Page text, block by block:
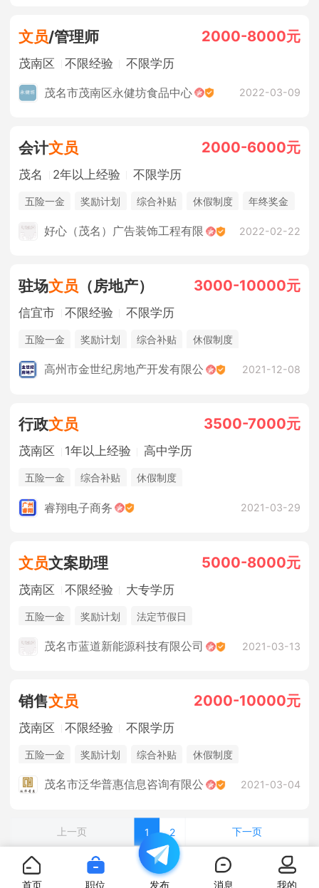
文员/管理师 2000-8000元
茂南区 不限经验 不限学历
茂名市茂南区永健坊食品中心 2022-03-09
会计文员 2000-6000元
茂名 2年以上经验 不限学历
五险一金 奖励计划 综合补贴 休假制度
年终奖金
好心（茂名）广告装饰工程有限 2022-02-22
驻场文员 （房地产） 3000-10000元
信宜市 不限经验 不限学历
五险一金 奖励计划 综合补贴
休假制度
法定节假日
高州市金世纪房地产开发有限公 2021-12-08
行政文员 3500-7000元
茂南区 1年以上经验 高中学历
五险一金 综合补贴 休假制度
睿翔电子商务 2021-03-29
文员文案助理 5000-8000元
茂南区 不限经验 大专学历
五险一金 奖励计划 法定节假日
茂名市蓝道新能源科技有限公司 2021-03-13
销售文员 2000-10000元
茂南区 不限经验 不限学历
五险一金 奖励计划 综合补贴
休假制度
法定节假日
茂名市泛华普惠信息咨询有限公 2021-03-04
上一页 1 2 下一页
首页 职位 发布 消息 我的